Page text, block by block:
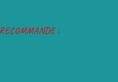
: